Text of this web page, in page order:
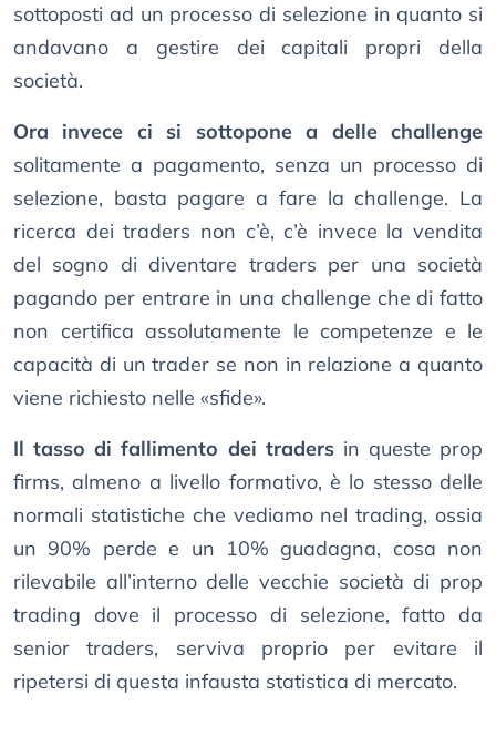
sottoposti ad un processo di selezione in quanto si
andavano a gestire dei capitali propri della
società.
Ora invece ci si sottopone a delle challenge
solitamente a pagamento, senza un processo di
selezione, basta pagare a fare la challenge. La
ricerca dei traders non c’è, c’è invece la vendita
del sogno di diventare traders per una società
pagando per entrare in una challenge che di fatto
non certifica assolutamente le competenze e le
capacità di un trader se non in relazione a quanto
viene richiesto nelle «sfide».
Il tasso di fallimento dei tradersin queste prop
firms, almeno a livello formativo, è lo stesso delle
normali statistiche che vediamo nel trading, ossia
un 90% perde e un 10% guadagna, cosa non
rilevabile all’interno delle vecchie società di prop
trading dove il processo di selezione, fatto da
senior traders, serviva proprio per evitare il
ripetersi di questa infausta statistica di mercato.